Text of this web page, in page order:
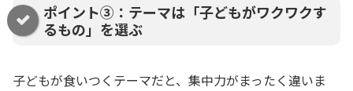
ポイント③：テーマは「子どもがワクワクす
るもの」を選ぶ
子どもが食いつくテーマだと、集中力がまったく違いま